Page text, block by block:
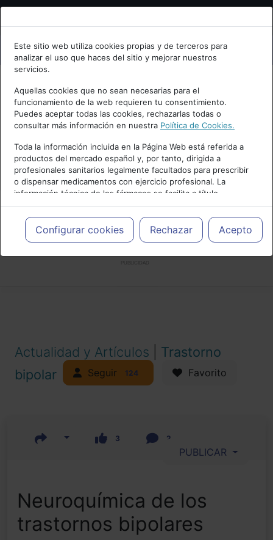
Bienvenid@ a psiquiatria.com
Escribe tu Email
Accede o regístrate con tu email.
Cancelar
Este sitio web utiliza cookies propias y de terceros para
analizar el uso que haces del sitio y mejorar nuestros
servicios.
Aquellas cookies que no sean necesarias para el
funcionamiento de la web requieren tu consentimiento.
Puedes aceptar todas las cookies, rechazarlas todas o
consultar más información en nuestra Política de Cookies.
Toda la información incluida en la Página Web está referida a
productos del mercado español y, por tanto, dirigida a
profesionales sanitarios legalmente facultados para prescribir
o dispensar medicamentos con ejercicio profesional. La
información técnica de los fármacos se facilita a título
meramente informativo, siendo responsabilidad de los
profesionales facultados prescribir medicamentos y decidir, en
cada caso concreto, el tratamiento más adecuado a las
necesidades del paciente.
Configurar cookies Rechazar Acepto
Actualidad y Artículos
Trastorno
bipolar
Seguir 124 Favorito
3 2
PUBLICAR
Neuroquímica de los
trastornos bipolares